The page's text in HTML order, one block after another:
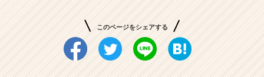
このページをシェアする